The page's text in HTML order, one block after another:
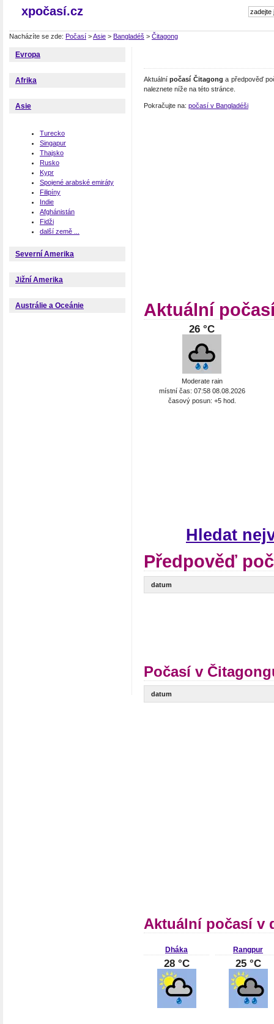
xpočasí.cz
Nacházíte se zde: Počasí >Asie > Bangladéš > Čitagong
Evropa
Afrika
Asie
Turecko
Singapur
Thajsko
Rusko
Kypr
Spojené arabské emiráty
Filipíny
Indie
Afghánistán
Fidži
další země ...
Severní Amerika
Jižní Amerika
Austrálie a Oceánie
Aktuálnípočasí Čitagong a předpověď
naleznete níže na této stránce.
Pokračujte na: počasí v Bangladéši
Aktuální
26 °C
Moderate rain
místní čas: 07:58 08.08.2026
časový posun: +5 hod.
Hledat
Předpověď
datum
Počasí v
datum
Aktuální počasí v
Dháka
28 °C
Rangpur
25 °C